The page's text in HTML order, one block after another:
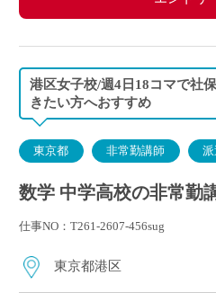
港区女子校/週4日18コマで社
きたい方へおすすめ
東京都 非常勤講師
数学 中学高校の非常勤
仕事NO：T261-2607-456sug
東京都港区